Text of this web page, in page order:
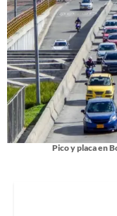
Pico y placa en